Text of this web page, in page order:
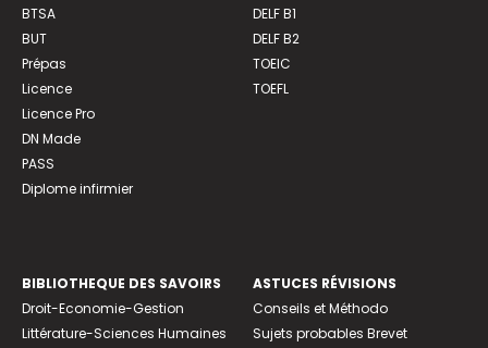
BTSA
BUT
Prépas
Licence
Licence Pro
DN Made
PASS
Diplome infirmier
DELF B1
DELF B2
TOEIC
TOEFL
BIBLIOTHEQUE DES SAVOIRS
Droit-Economie-Gestion
Littérature-Sciences Humaines
ASTUCES RÉVISIONS
Conseils et Méthodo
Sujets probables Brevet